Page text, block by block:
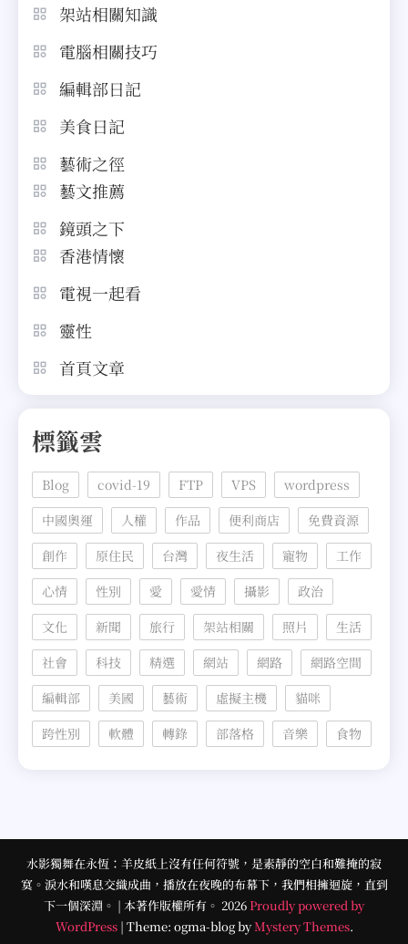
架站相關知識
電腦相關技巧
編輯部日記
美食日記
藝術之徑
藝文推薦
鏡頭之下
香港情懷
電視一起看
靈性
首頁文章
標籤雲
Blog covid-19 FTP VPS
wordpress
中國奧運
人權 作品 便利商店
免費資源
創作
原住民 台灣 夜生活 寵物
工作
心情
性別 愛 愛情 攝影
政治
文化
新聞 旅行 架站相關 照片
生活
社會
科技 精選 網站 網路
網路空間
編輯部
美國 藝術 虛擬主機
貓咪
跨性別
軟體 轉錄 部落格 音樂 食物
水影獨舞在永恆：羊皮紙上沒有任何符號，是素靜的空白和難掩的寂
寞。淚水和嘆息交織成曲，播放在夜晚的布幕下，我們相擁迴旋，直到
下一個深淵。 | 本著作版權所有。 2026Proudly powered by
WordPress | Theme: ogma-blog byMystery Themes.